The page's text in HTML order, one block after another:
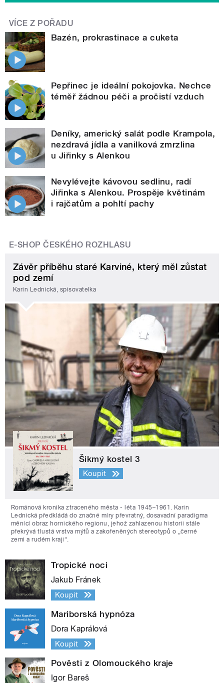
VÍCE Z POŘADU
Bazén, prokrastinace a cuketa
Pepřinec je ideální pokojovka. Nechce
téměř žádnou péči a pročistí vzduch
Deníky, americký salát podle Krampola,
nezdravá jídla a vanilková zmrzlina
u Jiřinky s Alenkou
Nevylévejte kávovou sedlinu, radí
Jiřinka s Alenkou. Prospěje květinám
i rajčatům a pohltí pachy
E-SHOP ČESKÉHO ROZHLASU
Závěr příběhu staré Karviné, který měl zůstat
pod zemí
Karin Lednická, spisovatelka
Šikmý kostel 3
Koupit
Románová kronika ztraceného města - léta 1945–1961. Karin
Lednická předkládá do značné míry převratný, dosavadní paradigma
měnící obraz hornického regionu, jehož zahlazenou historii stále
překrývá tlustá vrstva mýtů a zakořeněných stereotypů o „černé
zemi a rudém kraji“.
Tropické noci
Jakub Fránek
Koupit
Mariborská hypnóza
Dora Kaprálová
Koupit
Pověsti z Olomouckého kraje
Igor Bareš